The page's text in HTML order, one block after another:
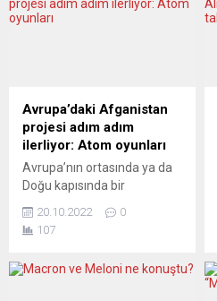
Avrupa’daki Afganistan
projesi adım adım
ilerliyor: Atom oyunları
Avrupa’nın ortasında ya da
Doğu kapısında bir
işaret ediyoruz
programlarımızda. Amerika
oynama seansını ise
20.10.2022
0
107